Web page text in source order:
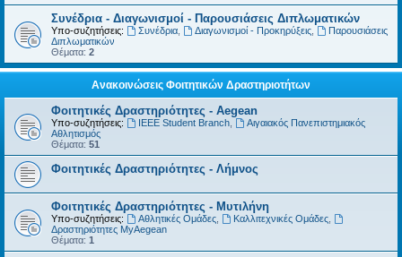
Συνέδρια - Διαγωνισμοί - Παρουσιάσεις Διπλωματικών
Υπο-συζητήσεις: Συνέδρια, Διαγωνισμοί - Προκηρύξεις,
Παρουσιάσεις
Διπλωματικών
Θέματα: 2
Ανακοινώσεις Φοιτητικών Δραστηριοτήτων
Φοιτητικές Δραστηριότητες - Aegean
Υπο-συζητήσεις: IEEE Student Branch,
Αιγαιακός Πανεπιστημιακός
Αθλητισμός
Θέματα: 51
Φοιτητικές Δραστηριότητες - Λήμνος
Φοιτητικές Δραστηριότητες - Μυτιλήνη
Υπο-συζητήσεις: Αθλητικές Ομάδες, Καλλιτεχνικές Ομάδες,
Δραστηριότητες MyAegean
Θέματα: 1